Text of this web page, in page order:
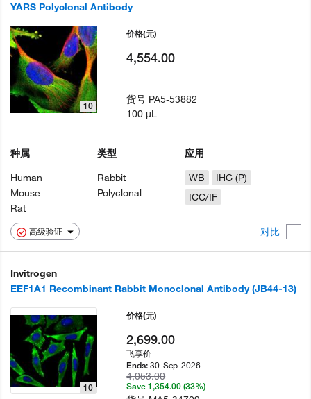
YARS Polyclonal Antibody
高级验证 对比
10
种属
Human
Mouse
Rat
类型
Rabbit
Polyclonal
应用
WB
IHC (P)
ICC/IF
价格(元)
4,554.00
货号 PA5-53882
100 µL
Invitrogen
EEF1A1 Recombinant Rabbit Monoclonal Antibody (JB44-13)
10
价格(元)
2,699.00
飞享价
Ends:30-Sep-2026
4,053.00
Save 1,354.00 (33%)